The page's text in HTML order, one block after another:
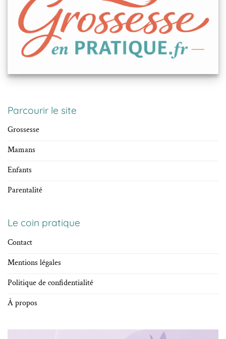
Parcourir le site
Grossesse
Mamans
Enfants
Parentalité
Le coin pratique
Contact
Mentions légales
Politique de confidentialité
À propos